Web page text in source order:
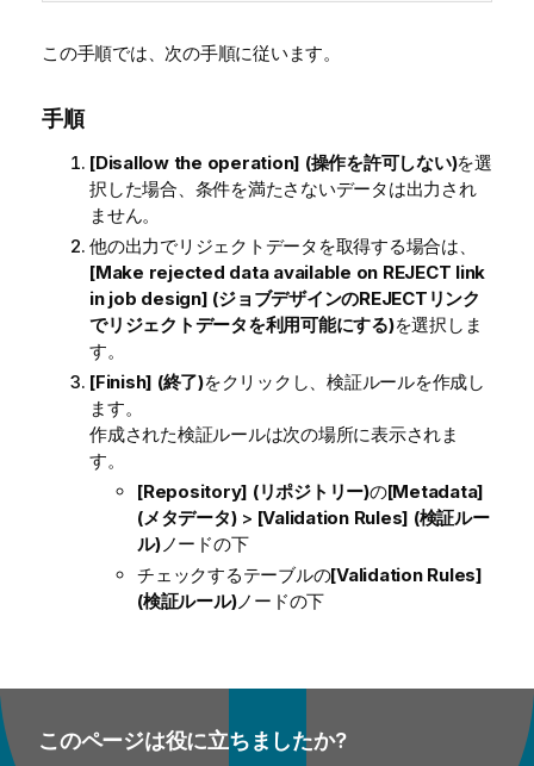
この手順では、次の手順に従います。
手順
[Disallow the operation] (操作を許可しない)を選
択した場合、条件を満たさないデータは出力され
ません。
他の出力でリジェクトデータを取得する場合は、
[Make rejected data available on REJECT link
in job design] (ジョブデザインのREJECTリンク
でリジェクトデータを利用可能にする)を選択しま
す。
[Finish] (終了)をクリックし、検証ルールを作成し
ます。
作成された検証ルールは次の場所に表示されま
す。
[Repository] (リポジトリー)の[Metadata]
(メタデータ)> [Validation Rules] (検証ルー
ル)ノードの下
チェックするテーブルの[Validation Rules]
(検証ルール)ノードの下
このページは役に立ちましたか?